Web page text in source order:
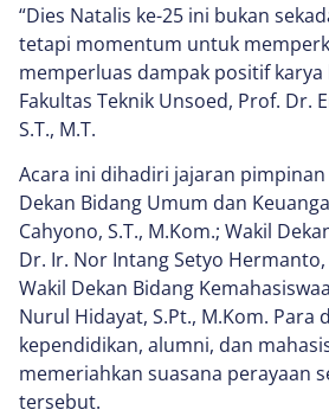
“Dies Natalis ke-25 ini bukan
tetapi momentum untuk
memperluas dampak positif karya
Fakultas Teknik Unsoed, Prof. Dr.
S.T., M.T.
Acara ini dihadiri jajaran pimpinan
Dekan Bidang Umum dan
Cahyono, S.T., M.Kom.; Wakil
Dr. Ir. Nor Intang Setyo Hermanto,
Wakil Dekan Bidang
Nurul Hidayat, S.Pt., M.Kom. Para
kependidikan, alumni, dan
memeriahkan suasana perayaan
tersebut.